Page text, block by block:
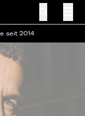
seit 2014